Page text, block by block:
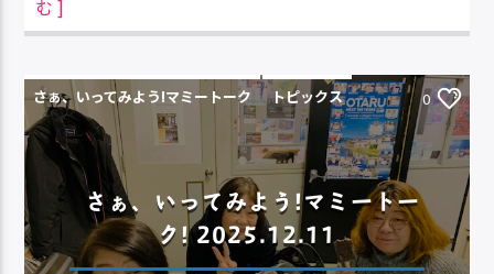
む ]
さぁ、いってみよう!マミートーク トピックス 0
さぁ、いってみよう!マミートー
ク! 2025.12.11